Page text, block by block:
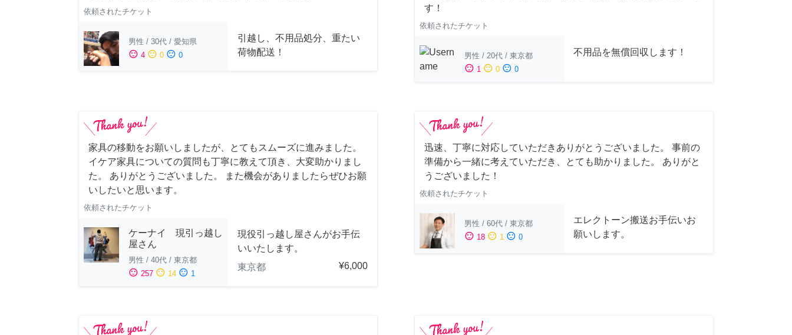
依頼されたチケット
男性 / 30代 / 愛知県
sentiment_satisfied 4 sentiment_neutral 0 sentiment_dissatisfied 0
引越し、不用品処分、重たい
荷物配送！
す！
依頼されたチケット
男性 / 20代 / 東京都
sentiment_satisfied 1 sentiment_neutral 0 sentiment_dissatisfied 0
不用品を無償回収します！
家具の移動をお願いしましたが、とてもスムーズに進みました。
イケア家具についての質問も丁寧に教えて頂き、大変助かりまし
た。 ありがとうございました。 また機会がありましたらぜひお願
いしたいと思います。
依頼されたチケット
ケーナイ 現引っ越し
屋さん
男性 / 40代 / 東京都
sentiment_satisfied 257 sentiment_neutral 14 sentiment_dissatisfied 1
現役引っ越し屋さんがお手伝
いいたします。
東京都
¥6,000
迅速、丁寧に対応していただきありがとうございました。 事前の
準備から一緒に考えていただき、とても助かりました。 ありがと
うございました！
依頼されたチケット
男性 / 60代 / 東京都
sentiment_satisfied 18 sentiment_neutral 1 sentiment_dissatisfied 0
エレクトーン搬送お手伝いお
願いします。